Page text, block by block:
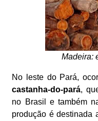
Madeira:
No leste do Pará,
castanha-do-pará,
no Brasil e também
produção é destinada